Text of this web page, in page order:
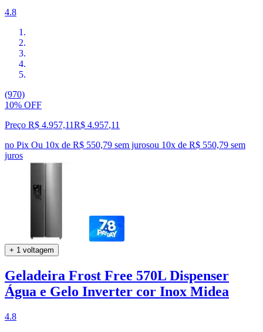
4.8
(970)
10% OFF
Preço R$ 4.957,11R$ 4.957,11
no Pix Ou 10x de R$ 550,79 sem jurosou 10x de R$ 550,79 sem
juros
+ 1 voltagem
Geladeira Frost Free 570L Dispenser
Água e Gelo Inverter cor Inox Midea
4.8